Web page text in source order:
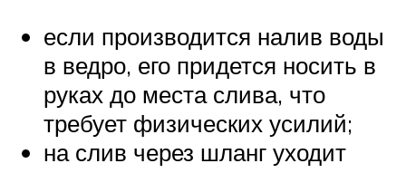
если производится налив воды
в ведро, его придется носить в
руках до места слива, что
требует физических усилий;
на слив через шланг уходит